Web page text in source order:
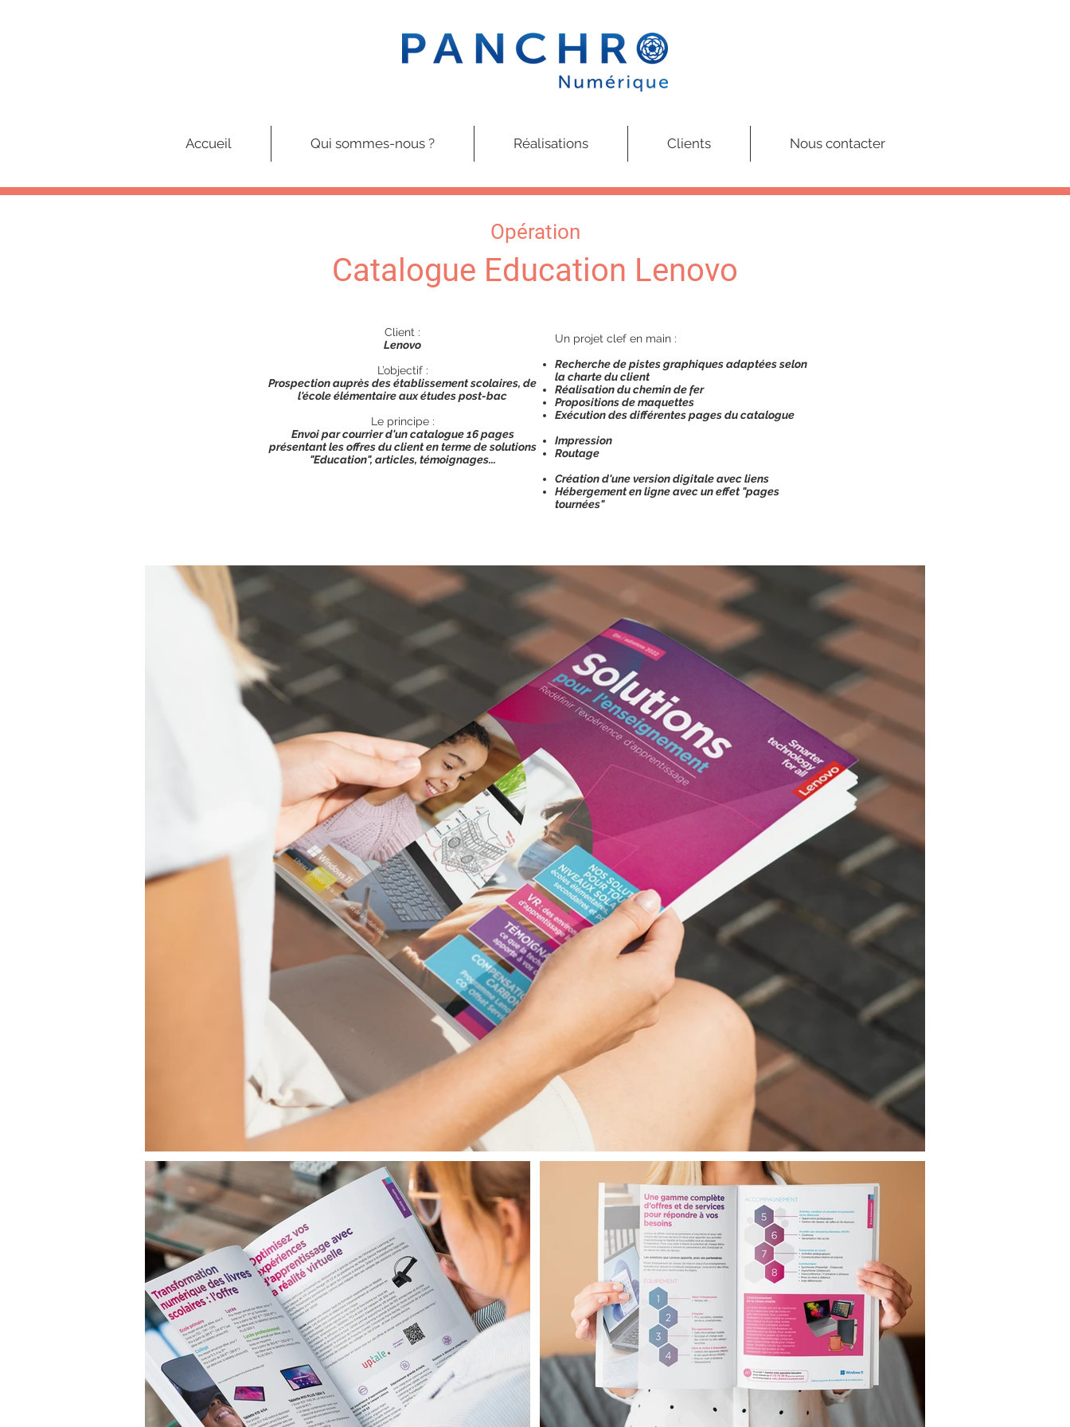
Accueil Qui sommes-nous ? Réalisations Clients Nous contacter
Opération
Catalogue Education Lenovo
Client :
Lenovo
L’objectif :
Prospection auprès des établissement scolaires, de
l'école élémentaire aux études post-bac
Le principe :
Envoi par courrier d'un catalogue 16 pages
présentant les offres du client en terme de solutions
"Education", articles, témoignages...
Un projet clef en main :
Recherche de pistes graphiques adaptées selon
la charte du client
Réalisation du chemin de fer
Propositions de maquettes
Exécution des différentes pages du catalogue
Impression
Routage
Création d'une version digitale avec liens
Hébergement en ligne avec un effet "pages
tournées"